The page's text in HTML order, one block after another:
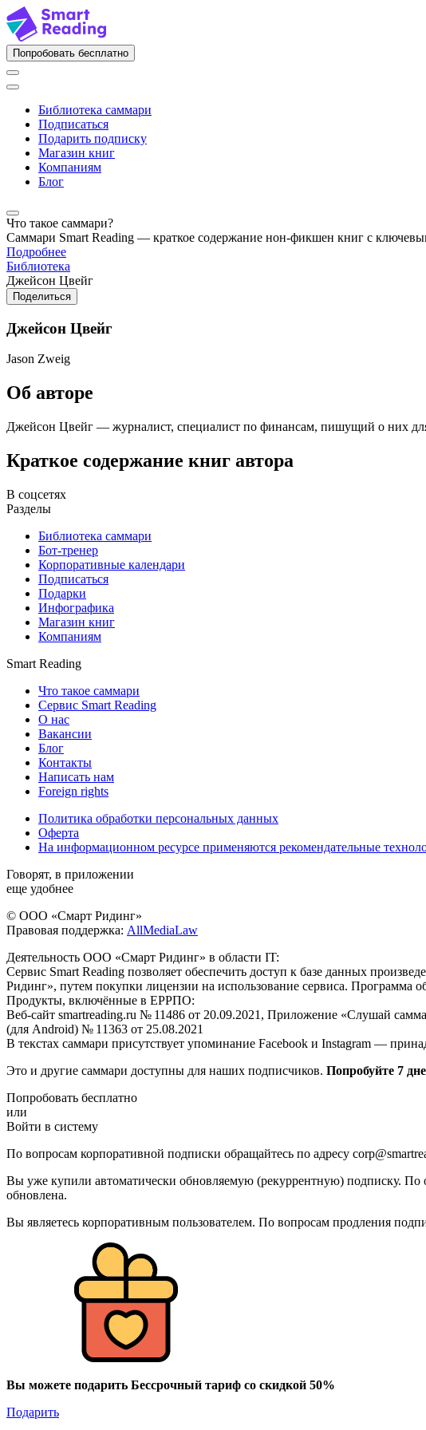
Попробовать бесплатно
Библиотека саммари
Подписаться
Подарить подписку
Магазин книг
Компаниям
Блог
Что такое саммари?
Саммари Smart Reading — краткое содержание нон-фикшен книг с
Подробнее
Библиотека
Джейсон Цвейг
Поделиться
Джейсон Цвейг
Jason Zweig
Об авторе
Джейсон Цвейг — журналист, специалист по финансам, пишущий о них
Краткое содержание книг автора
В соцсетях
Разделы
Библиотека саммари
Бот-тренер
Корпоративные календари
Подписаться
Подарки
Инфографика
Магазин книг
Компаниям
Smart Reading
Что такое саммари
Сервис Smart Reading
О нас
Вакансии
Блог
Контакты
Написать нам
Foreign rights
Политика обработки персональных данных
Оферта
На информационном ресурсе применяются рекомендательные
Говорят, в приложении
еще удобнее
© ООО «Смарт Ридинг»
Правовая поддержка: AllMediaLaw
Деятельность ООО «Смарт Ридинг» в области IT:
Сервис Smart Reading позволяет обеспечить доступ к базе данных
Ридинг», путем покупки лицензии на использование сервиса. Программа
Продукты, включённые в ЕРРПО:
Веб-сайт smartreading.ru № 11486 от 20.09.2021, Приложение «Слушай
(для Android) № 11363 от 25.08.2021
В текстах саммари присутствует упоминание Facebook и Instagram —
Это и другие саммари доступны для наших подписчиков. Попробуйте 7
Попробовать бесплатно
или
Войти в систему
По вопросам корпоративной подписки обращайтесь по адресу
Вы уже купили автоматически обновляемую (рекуррентную) подписку. По
обновлена.
Вы являетесь корпоративным пользователем. По вопросам продления
Вы можете подарить Бессрочный тариф со скидкой 50%
Подарить